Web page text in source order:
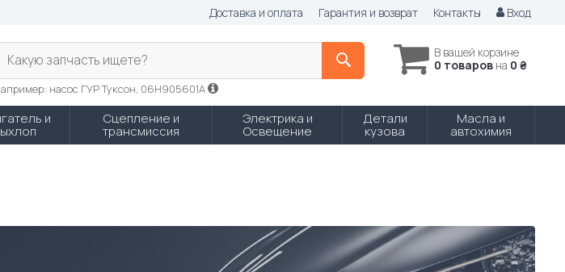
Доставка и оплата Гарантия и возврат Контакты Вход
В вашей корзине
0 товаров на 0 ₴
Какую запчасть ищете?
насос ГУР Туксон, 06H905601A
и Сцепление и
трансмиссия
Электрика и
Освещение
Детали
кузова
Масла и
автохимия